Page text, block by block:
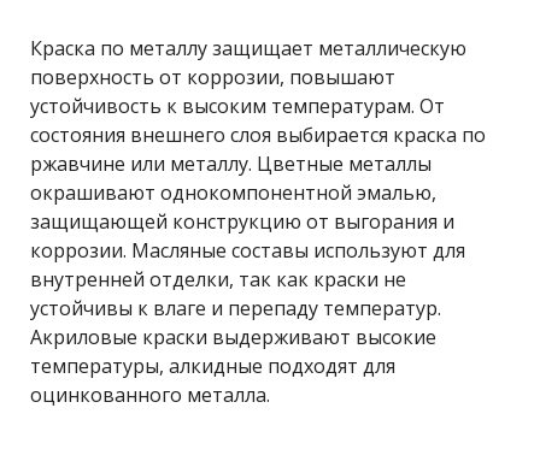
Краска по металлу защищает металлическую
поверхность от коррозии, повышают
устойчивость к высоким температурам. От
состояния внешнего слоя выбирается краска по
ржавчине или металлу. Цветные металлы
окрашивают однокомпонентной эмалью,
защищающей конструкцию от выгорания и
коррозии. Масляные составы используют для
внутренней отделки, так как краски не
устойчивы к влаге и перепаду температур.
Акриловые краски выдерживают высокие
температуры, алкидные подходят для
оцинкованного металла.